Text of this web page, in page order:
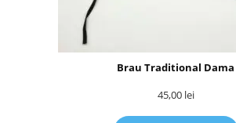
Brau Traditional Dama
45,00 lei